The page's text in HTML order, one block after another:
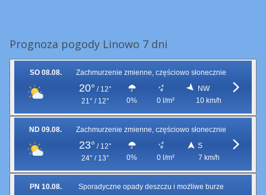
Prognoza pogody Linowo 7 dni
SO 08.08. Zachmurzenie zmienne, częściowo słonecznie
20° / 12°
21° / 12°
0% 0 l/m²
NW
10 km/h
ND 09.08. Zachmurzenie zmienne, częściowo słonecznie
23° / 12°
24° / 13°
0% 0 l/m²
S
7 km/h
PN 10.08. Sporadyczne opady deszczu i możliwe burze